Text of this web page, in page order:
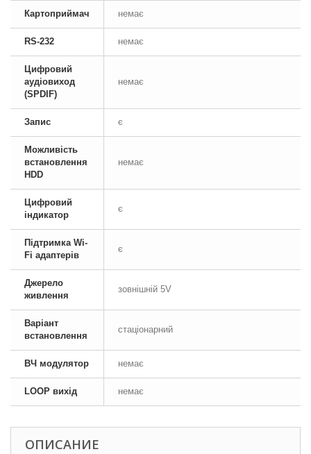
Картоприймач немає
RS-232 немає
Цифровий
аудіовиход
(SPDIF)
немає
Запис є
Можливість
встановлення
HDD
немає
Цифровий
індикатор
є
Підтримка Wi-
Fi адаптерів
є
Джерело
живлення
зовнішній 5V
Варіант
встановлення
стаціонарний
ВЧ модулятор немає
LOOP вихід немає
ОПИСАНИЕ